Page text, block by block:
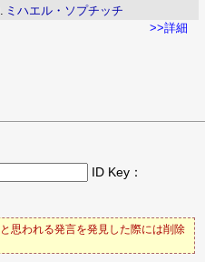
ミハエル・ソプチッチ
>>詳細
ID Key：
思われる発言を発見した際には削除